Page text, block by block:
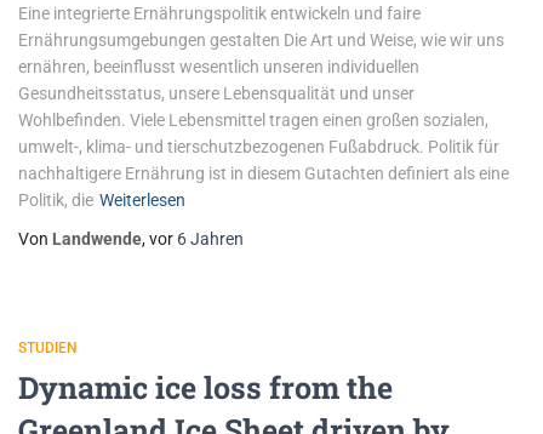
Eine integrierte Ernährungspolitik entwickeln und faire
Ernährungsumgebungen gestalten Die Art und Weise, wie wir uns
ernähren, beeinflusst wesentlich unseren individuellen
Gesundheitsstatus, unsere Lebensqualität und unser
Wohlbefinden. Viele Lebensmittel tragen einen großen sozialen,
umwelt-, klima- und tierschutzbezogenen Fußabdruck. Politik für
nachhaltigere Ernährung ist in diesem Gutachten definiert als eine
Politik, die Weiterlesen
Von Landwende, vor 6 Jahren
STUDIEN
Dynamic ice loss from the